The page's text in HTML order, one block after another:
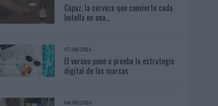
Capaz, la cerveza que convierte cada
botella en una...
07/08/2026
El verano pone a prueba la estrategia
digital de las marcas
04/08/2026